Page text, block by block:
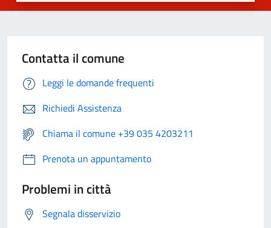
Contatta il comune
Leggi le domande frequenti
Richiedi Assistenza
Chiama il comune +39 035 4203211
Prenota un appuntamento
Problemi in città
Segnala disservizio